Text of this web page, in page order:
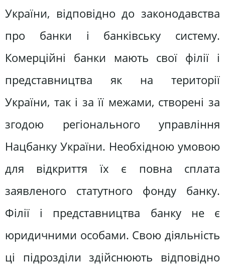
України, відповідно до законодавства
про банки і банківську систему.
Комерційні банки мають свої філії і
представництва як на території
України, так і за її межами, створені за
згодою регіонального управління
Нацбанку України. Необхідною умовою
для відкриття їх є повна сплата
заявленого статутного фонду банку.
Філії і представництва банку не є
юридичними особами. Свою діяльність
ці підрозділи здійснюють відповідно